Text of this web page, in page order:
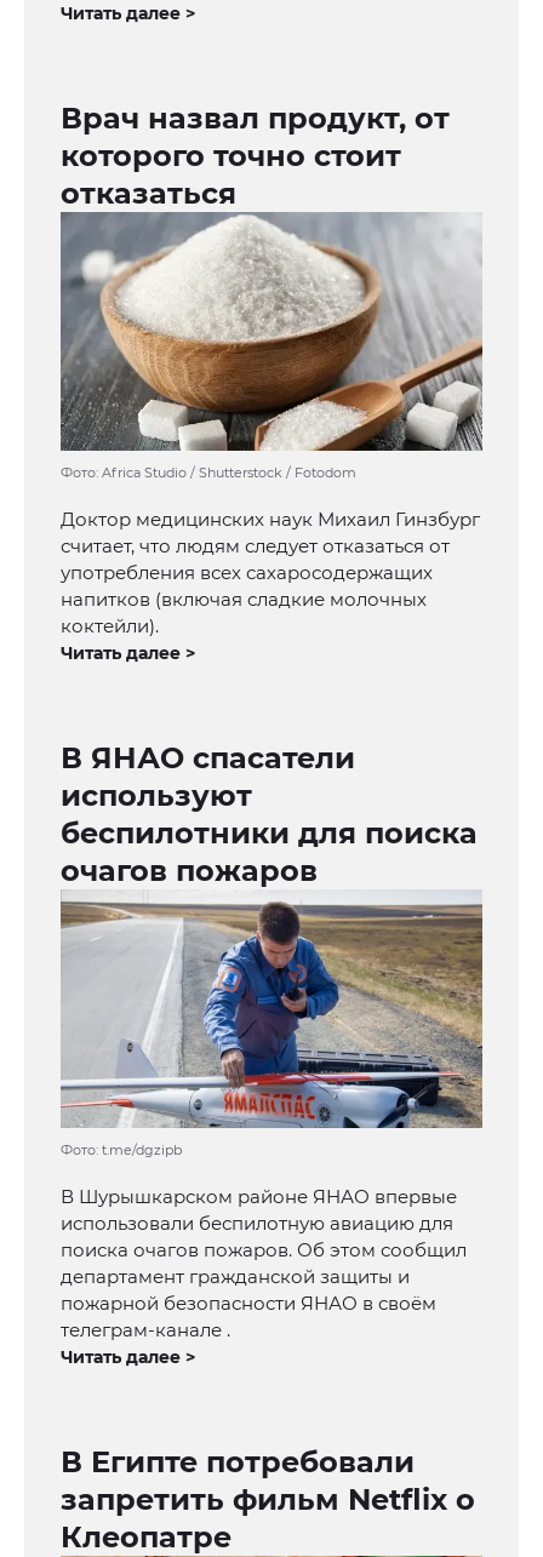
Читать далее >
Врач назвал продукт, от
которого точно стоит
отказаться
Фото: Africa Studio / Shutterstock / Fotodom
Доктор медицинских наук Михаил Гинзбург
считает, что людям следует отказаться от
употребления всех сахаросодержащих
напитков (включая сладкие молочных
коктейли).
Читать далее >
В ЯНАО спасатели
используют
беспилотники для поиска
очагов пожаров
Фото: t.me/dgzipb
В Шурышкарском районе ЯНАО впервые
использовали беспилотную авиацию для
поиска очагов пожаров. Об этом сообщил
департамент гражданской защиты и
пожарной безопасности ЯНАО в своём
телеграм-канале .
Читать далее >
В Египте потребовали
запретить фильм Netflix о
Клеопатре